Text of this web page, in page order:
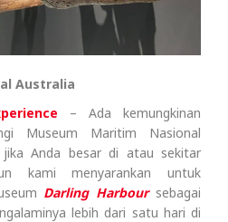
Australia
– Ada kemungkinan
Museum Maritim Nasional
Anda besar di atau sekitar
kami menyarankan untuk
Darling Harboursebagai
lebih dari satu hari di